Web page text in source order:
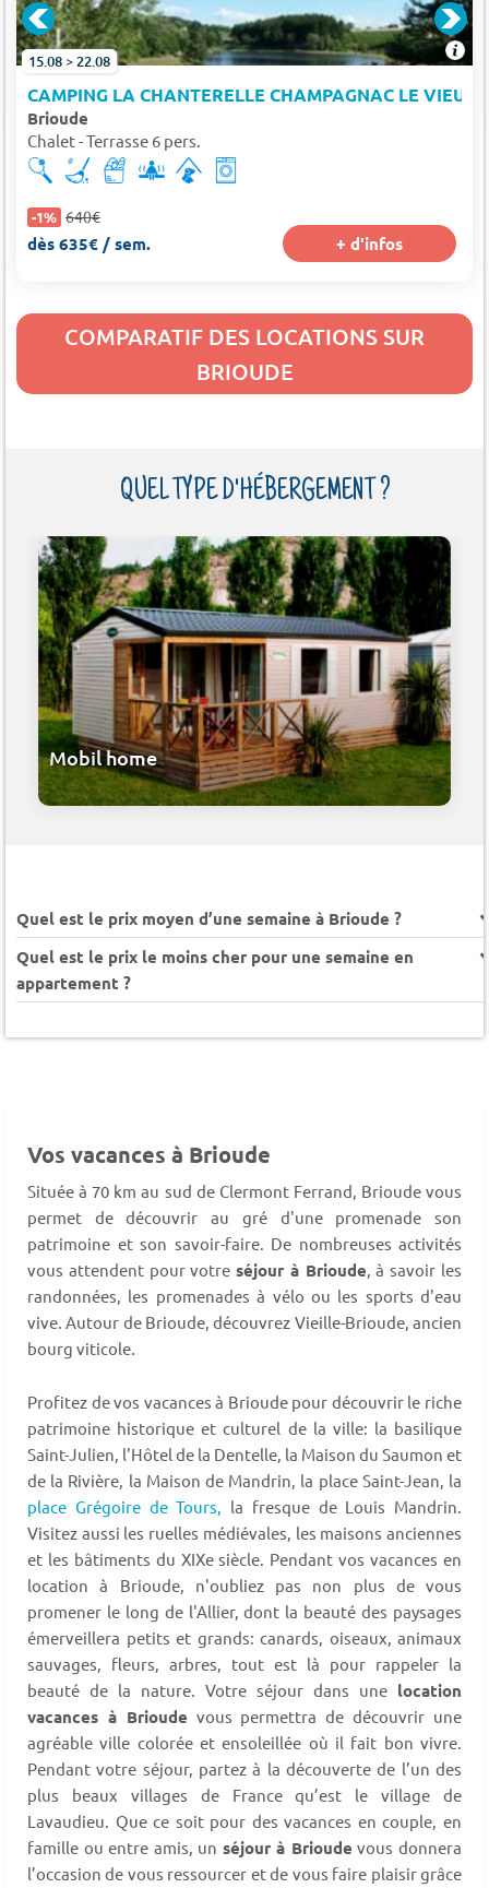
15.08 > 22.08
CAMPING LA CHANTERELLE CHAMPAGNAC LE VIEUX
Brioude
Chalet - Terrasse 6 pers.
-1% 640€
dès 635€ / sem. + d'infos
COMPARATIF DES LOCATIONS SUR
BRIOUDE
QUEL TYPE D'HÉBERGEMENT ?
Mobil home
Quel est le prix moyen d’une semaine à Brioude ?
Quel est le prix le moins cher pour une semaine en
appartement ?
Vos vacances à Brioude
Située à 70 km au sud de Clermont Ferrand, Brioude vous
permet de découvrir au gré d'une promenade son
patrimoine et son savoir-faire. De nombreuses activités
vous attendent pour votreséjour à Brioude, à savoir les
randonnées, les promenades à vélo ou les sports d'eau
vive. Autour de Brioude, découvrez Vieille-Brioude, ancien
bourg viticole.
Profitez de vos vacances à Brioude pour découvrir le riche
patrimoine historique et culturel de la ville: la basilique
Saint-Julien, l'Hôtel de la Dentelle, la Maison du Saumon et
de la Rivière, la Maison de Mandrin, la place Saint-Jean, la
place Grégoire de Tours, la fresque de Louis Mandrin.
Visitez aussi les ruelles médiévales, les maisons anciennes
et les bâtiments du XIXe siècle. Pendant vos vacances en
location à Brioude, n'oubliez pas non plus de vous
promener le long de l'Allier, dont la beauté des paysages
émerveillera petits et grands: canards, oiseaux, animaux
sauvages, fleurs, arbres, tout est là pour rappeler la
beauté de la nature. Votre séjour dans une location
vacances à Brioude vous permettra de découvrir une
agréable ville colorée et ensoleillée où il fait bon vivre.
Pendant votre séjour, partez à la découverte de l’un des
plus beaux villages de France qu’est le village de
Lavaudieu. Que ce soit pour des vacances en couple, en
famille ou entre amis, un séjour à Brioude vous donnera
l’occasion de vous ressourcer et de vous faire plaisir grâce